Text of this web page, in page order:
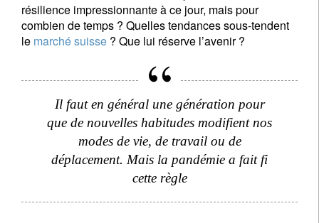
résilience impressionnante à ce jour, mais pour
combien de temps ? Quelles tendances sous-tendent
le marché suisse ? Que lui réserve l’avenir ?
Il faut en général une génération pour
que de nouvelles habitudes modifient nos
modes de vie, de travail ou de
déplacement. Mais la pandémie a fait fi
cette règle